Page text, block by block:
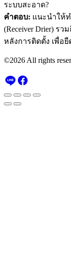
ระบบสะอาด?
คำตอบ: แนะนำให้ท
(Receiver Drier) ร
หลังการติดตั้ง เพื่อ
©2026 All rights